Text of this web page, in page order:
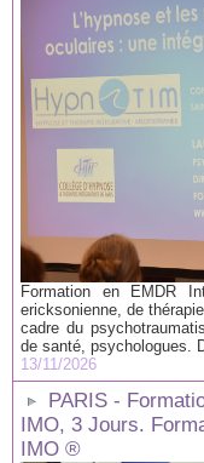
Formation en EMDR
ericksonienne, de
cadre du
de santé, psychologues.
13/11/2026
PARIS -
IMO, 3 Jours.
IMO ®